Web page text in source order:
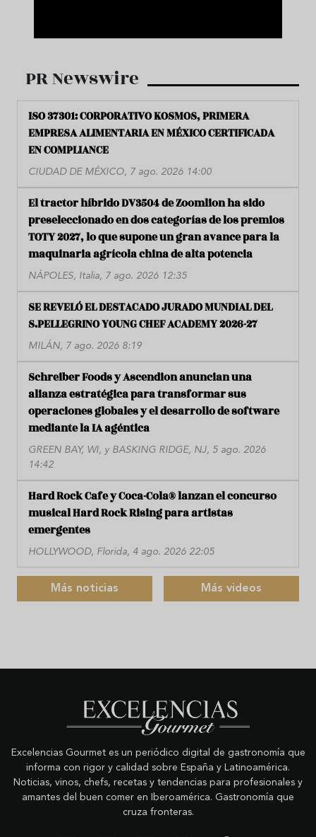
PR Newswire
ISO 37301: CORPORATIVO KOSMOS, PRIMERA
EMPRESA ALIMENTARIA EN MÉXICO CERTIFICADA
EN COMPLIANCE
CIUDAD DE MÉXICO, 7 ago. 2026 14:00
El tractor híbrido DV3504 de Zoomlion ha sido
preseleccionado en dos categorías de los premios
TOTY 2027, lo que supone un gran avance para la
maquinaria agrícola china de alta potencia
NÁPOLES, Italia, 7 ago. 2026 12:35
SE REVELÓ EL DESTACADO JURADO MUNDIAL DEL
S.PELLEGRINO YOUNG CHEF ACADEMY 2026-27
MILÁN, 7 ago. 2026 8:19
Schreiber Foods y Ascendion anuncian una
alianza estratégica para transformar sus
operaciones globales y el desarrollo de software
mediante la IA agéntica
GREEN BAY, WI, y BASKING RIDGE, NJ, 5 ago. 2026
14:42
Hard Rock Cafe y Coca-Cola® lanzan el concurso
musical Hard Rock Rising para artistas
emergentes
HOLLYWOOD, Florida, 4 ago. 2026 22:05
Más noticias Más videos
Excelencias Gourmet es un periódico digital de gastronomía que
informa con rigor y calidad sobre España y Latinoamérica.
Noticias, vinos, chefs, recetas y tendencias para profesionales y
amantes del buen comer en Iberoamérica. Gastronomía que
cruza fronteras.